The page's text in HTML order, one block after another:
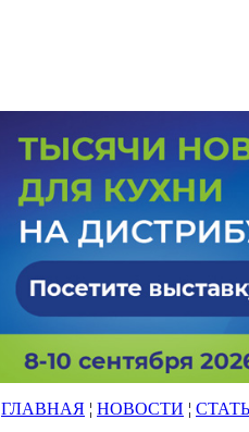
ГЛАВНАЯ ¦ НОВОСТИ ¦